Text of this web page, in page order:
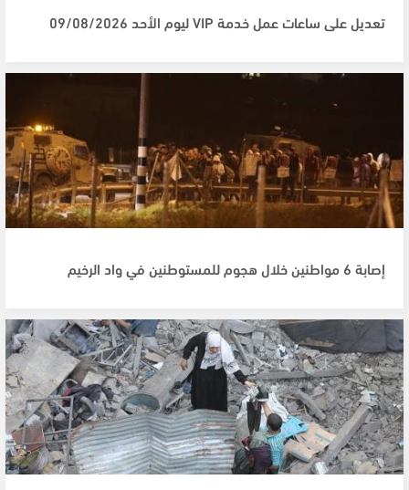
تعديل على ساعات عمل خدمة VIP ليوم الأحد 09/08/2026
إصابة 6 مواطنين خلال هجوم للمستوطنين في واد الرخيم